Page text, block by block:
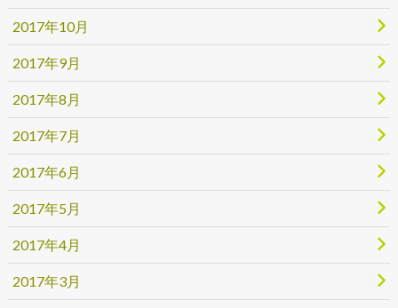
2017年10月
2017年9月
2017年8月
2017年7月
2017年6月
2017年5月
2017年4月
2017年3月